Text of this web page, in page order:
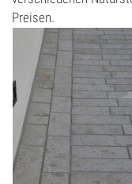
Natursteinbad
Natursteinfliesen
Travertin
Natursteintreppen
Pfeiler, Sockel &
Preisen.